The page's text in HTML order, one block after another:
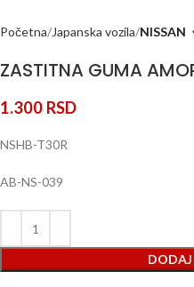
Početna Japanska vozila NISSAN
ZASTITNA GUMA
1.300 RSD
NSHB-T30R
AB-NS-039
DODAJ